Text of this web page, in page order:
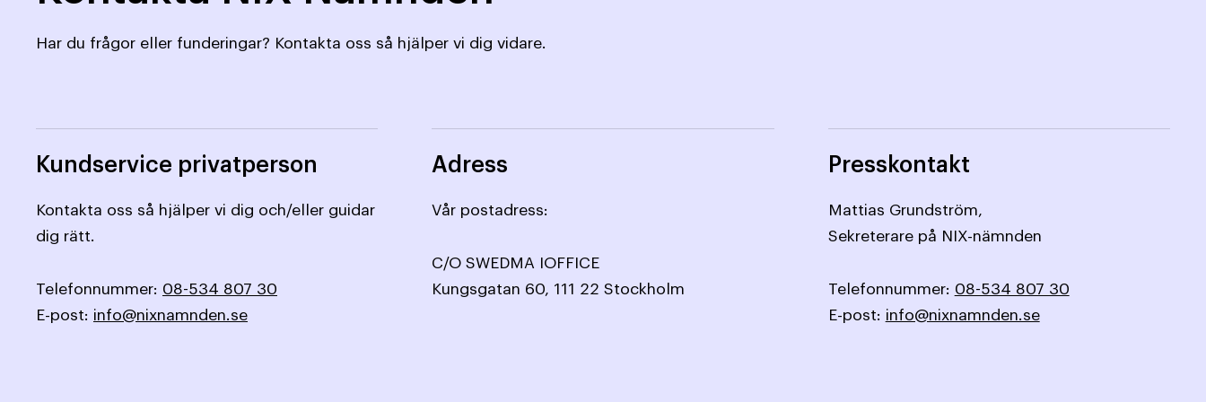
Har du frågor eller funderingar? Kontakta oss så hjälper vi dig vidare.
Kundservice privatperson
Kontakta oss så hjälper vi dig och/eller guidar
dig rätt.
Telefonnummer: 08-534 807 30
E-post: info@nixnamnden.se
Adress
Vår postadress:
C/O SWEDMA IOFFICE
Kungsgatan 60, 111 22 Stockholm
Presskontakt
Mattias Grundström,
Sekreterare på NIX-nämnden
Telefonnummer: 08-534 807 30
E-post: info@nixnamnden.se